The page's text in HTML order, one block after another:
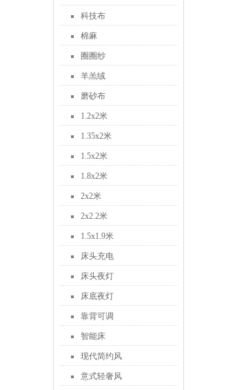
科技布
棉麻
圈圈纱
羊羔绒
磨砂布
1.2x2米
1.35x2米
1.5x2米
1.8x2米
2x2米
2x2.2米
1.5x1.9米
床头充电
床头夜灯
床底夜灯
靠背可调
智能床
现代简约风
意式轻奢风